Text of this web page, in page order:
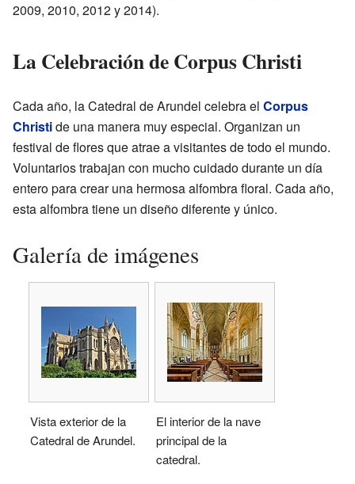
2009, 2010, 2012 y 2014).
La Celebración de Corpus Christi
Cada año, la Catedral de Arundel celebra el Corpus
Christide una manera muy especial. Organizan un
festival de flores que atrae a visitantes de todo el mundo.
Voluntarios trabajan con mucho cuidado durante un día
entero para crear una hermosa alfombra floral. Cada año,
esta alfombra tiene un diseño diferente y único.
Galería de imágenes
Vista exterior de la
Catedral de Arundel.
El interior de la nave
principal de la
catedral.